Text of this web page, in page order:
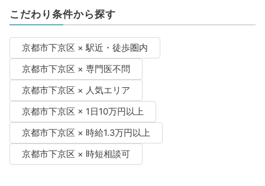
こだわり条件から探す
京都市下京区 × 駅近・徒歩圏内
京都市下京区 × 専門医不問
京都市下京区 × 人気エリア
京都市下京区 × 1日10万円以上
京都市下京区 × 時給1.3万円以上
京都市下京区 × 時短相談可